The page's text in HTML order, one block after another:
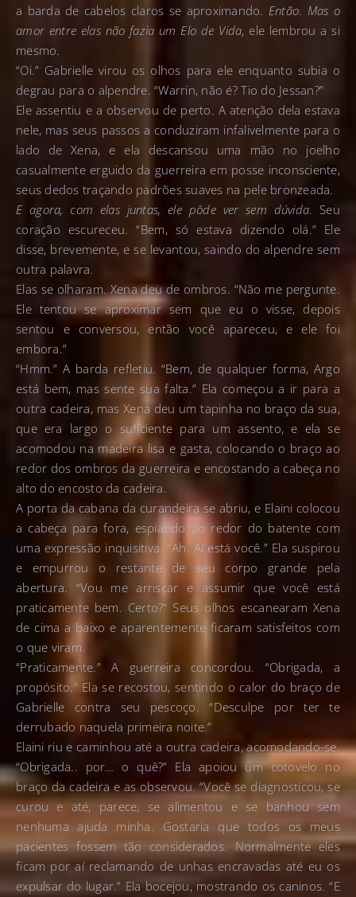
a barda de cabelos claros se aproximando. Então. Mas o
amor entre elas não fazia um Elo de Vida, ele lembrou a si
mesmo.
“Oi.” Gabrielle virou os olhos para ele enquanto subia o
degrau para o alpendre. “Warrin, não é? Tio do Jessan?”
Ele assentiu e a observou de perto. A atenção dela estava
nele, mas seus passos a conduziram infalivelmente para o
lado de Xena, e ela descansou uma mão no joelho
casualmente erguido da guerreira em posse inconsciente,
seus dedos traçando padrões suaves na pele bronzeada.
E agora, com elas juntas, ele pôde ver sem dúvida. Seu
coração escureceu. “Bem, só estava dizendo olá.” Ele
disse, brevemente, e se levantou, saindo do alpendre sem
outra palavra.
Elas se olharam. Xena deu de ombros. “Não me pergunte.
Ele tentou se aproximar sem que eu o visse, depois
sentou e conversou, então você apareceu, e ele foi
embora.”
“Hmm.” A barda refletiu. “Bem, de qualquer forma, Argo
está bem, mas sente sua falta.” Ela começou a ir para a
outra cadeira, mas Xena deu um tapinha no braço da sua,
que era largo o suficiente para um assento, e ela se
acomodou na madeira lisa e gasta, colocando o braço ao
redor dos ombros da guerreira e encostando a cabeça no
alto do encosto da cadeira.
A porta da cabana da curandeira se abriu, e Elaini colocou
a cabeça para fora, espiando ao redor do batente com
uma expressão inquisitiva. “Ah. Aí está você.” Ela suspirou
e empurrou o restante de seu corpo grande pela
abertura. “Vou me arriscar e assumir que você está
praticamente bem. Certo?” Seus olhos escanearam Xena
de cima a baixo e aparentemente ficaram satisfeitos com
o que viram.
“Praticamente.” A guerreira concordou. “Obrigada, a
propósito.” Ela se recostou, sentindo o calor do braço de
Gabrielle contra seu pescoço. “Desculpe por ter te
derrubado naquela primeira noite.”
Elaini riu e caminhou até a outra cadeira, acomodando-se.
“Obrigada.. por… o quê?” Ela apoiou um cotovelo no
braço da cadeira e as observou. “Você se diagnosticou, se
curou e até, parece, se alimentou e se banhou sem
nenhuma ajuda minha. Gostaria que todos os meus
pacientes fossem tão considerados. Normalmente eles
ficam por aí reclamando de unhas encravadas até eu os
expulsar do lugar.” Ela bocejou, mostrando os caninos. “E